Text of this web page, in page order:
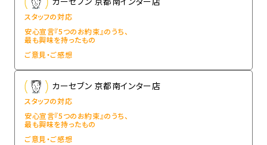
スタッフの対応
安心宣言『5つのお約束』のうち、
最も興味を持ったもの
ご意見・ご感想
カーセブン 京都南インター店
スタッフの対応
安心宣言『5つのお約束』のうち、
最も興味を持ったもの
ご意見・ご感想